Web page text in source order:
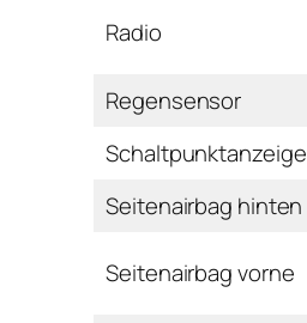
Radio
Regensensor
Schaltpunktanzeige
Seitenairbag hinten
Seitenairbag vorne